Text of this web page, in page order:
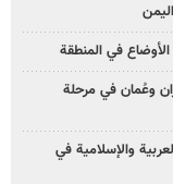
الأوضاع في المنطقة
وعُمان في مرحلة
والإسلامية في